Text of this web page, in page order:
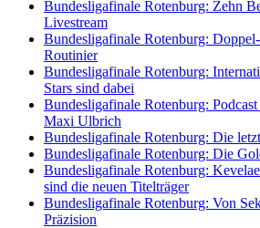
Bundesligafinale Rotenburg: Zehn
Livestream
Bundesligafinale Rotenburg:
Routinier
Bundesligafinale Rotenburg:
Stars sind dabei
Bundesligafinale Rotenburg:
Maxi Ulbrich
Bundesligafinale Rotenburg: Die
Bundesligafinale Rotenburg: Die
Bundesligafinale Rotenburg:
sind die neuen Titelträger
Bundesligafinale Rotenburg: Von
Präzision